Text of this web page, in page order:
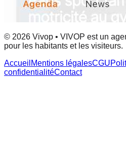
© 2026 Vivop • VIVOP est un
pour les habitants et les visiteurs.
Accueil Mentions légalesCGU
confidentialitéContact